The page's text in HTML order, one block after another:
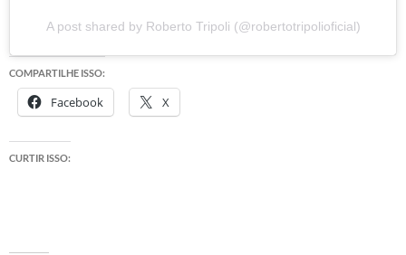
A post shared by Roberto Tripoli (@robertotripolioficial)
COMPARTILHE ISSO:
Facebook X
CURTIR ISSO: